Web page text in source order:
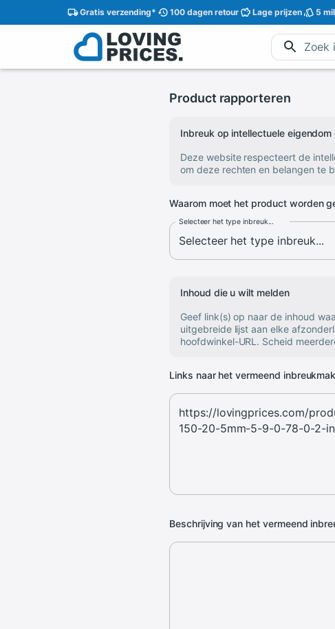
Gratisverzending* 100 dagenretour Lage prijzen 5
Product rapporteren
Inbreuk op intellectuele
Deze website respecteert de
om deze rechten en belangen te
Waarom moet het product worden
Selecteer het type inbreuk...
Inhoud die u wilt melden
Geef link(s) op naar de inhoud
uitgebreide lijst aan elke
hoofdwinkel-URL. Scheid
Links naar het vermeend
Beschrijving van het vermeend